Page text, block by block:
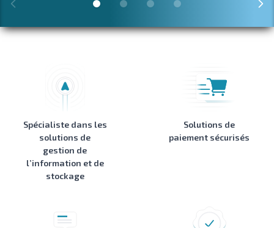
Spécialiste dans les
solutions de
gestion de
l’information et de
stockage
Solutions de
paiement sécurisés